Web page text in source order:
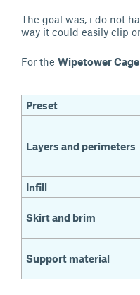
The goal was, i do not
way it could easily clip
For the Wipetower
Preset
Layers and perimeters
Infill
Skirt and brim
Support material